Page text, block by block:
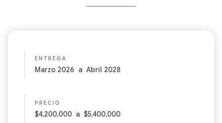
ENTREGA
Marzo 2026 a Abril 2028
PRECIO
$4,200,000 a $5,400,000